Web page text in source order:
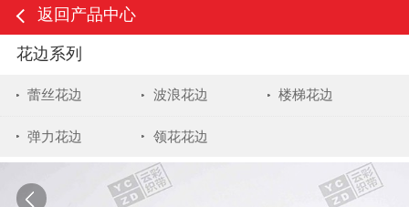
返回产品中心
花边系列
蕾丝花边 波浪花边 楼梯花边
弹力花边 领花花边